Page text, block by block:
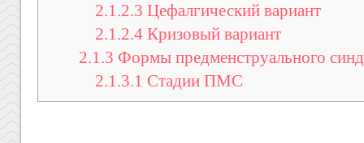
2.1.2.3 Цефалгический вариант
2.1.2.4Кризовый вариант
2.1.3 Формы предменструального
2.1.3.1 Стадии ПМС